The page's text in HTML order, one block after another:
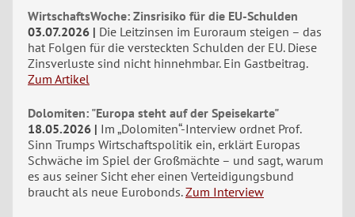
WirtschaftsWoche: Zinsrisiko für die EU-Schulden
03.07.2026
Die Leitzinsen im Euroraum steigen – das
hat Folgen für die versteckten Schulden der EU. Diese
Zinsverluste sind nicht hinnehmbar. Ein Gastbeitrag.
Zum Artikel
Dolomiten: "Europa steht auf der Speisekarte"
18.05.2026
Im „Dolomiten“-Interview ordnet Prof.
Sinn Trumps Wirtschaftspolitik ein, erklärt Europas
Schwäche im Spiel der Großmächte – und sagt, warum
es aus seiner Sicht eher einen Verteidigungsbund
braucht als neue Eurobonds. Zum Interview